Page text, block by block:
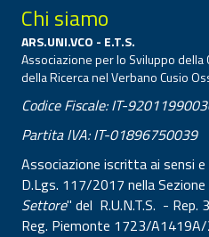
Chi siamo
ARS.UNI.VCO - E.T.S.
Associazione per lo Sviluppo della
della Ricerca nel Verbano Cusio
Codice Fiscale: IT-
Partita IVA: IT-01896750039
Associazione iscritta ai sensi
D.Lgs. 117/2017 nella Sezione
Settore" del R.U.N.T.S. - Rep.
Reg. Piemonte 1723/